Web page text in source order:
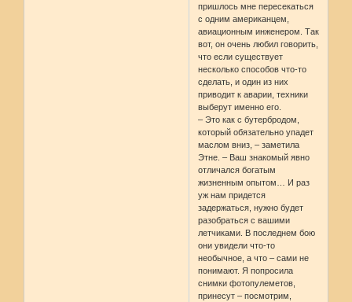
пришлось мне пересекаться
с одним американцем,
авиационным инженером. Так
вот, он очень любил говорить,
что если существует
несколько способов что-то
сделать, и один из них
приводит к аварии, техники
выберут именно его.
– Это как с бутербродом,
который обязательно упадет
маслом вниз, – заметила
Этне. – Ваш знакомый явно
отличался богатым
жизненным опытом… И раз
уж нам придется
задержаться, нужно будет
разобраться с вашими
летчиками. В последнем бою
они увидели что-то
необычное, а что – сами не
понимают. Я попросила
снимки фотопулеметов,
принесут – посмотрим,